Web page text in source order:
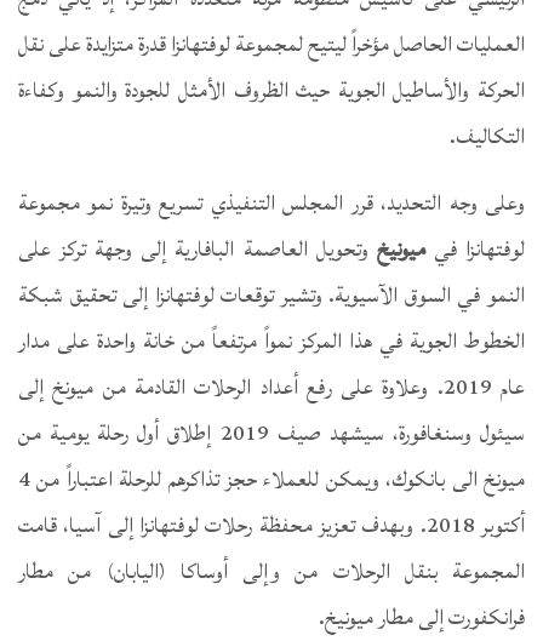
العمليات الحاصل مؤخراً ليتيح لمجموعة لوفتهانزا قدرة متزايدة على نقل
الحركة والأساطيل الجوية حيث الظروف الأمثل للجودة والنمو وكفاءة
التكاليف.
وعلى وجه التحديد، قرر المجلس التنفيذي تسريع وتيرة نمو مجموعة
لوفتهانزا فيميونيخوتحويل العاصمة البافارية إلى وجهة تركز على
النمو في السوق الآسيوية. وتشير توقعات لوفتهانزا إلى تحقيق شبكة
الخطوط الجوية في هذا المركز نمواً مرتفعاً من خانة واحدة على مدار
عام 2019. وعلاوة على رفع أعداد الرحلات القادمة من ميونخ إلى
سيئول وسنغافورة، سيشهد صيف 2019 إطلاق أول رحلة يومية من
ميونخ الى بانكوك، ويمكن للعملاء حجز تذاكرهم للرحلة اعتباراً من 4
أكتوبر 2018. وبهدف تعزيز محفظة رحلات لوفتهانزا إلى آسيا، قامت
المجموعة بنقل الرحلات من وإلى أوساكا (اليابان) من مطار
فرانكفورت إلى مطار ميونيخ.